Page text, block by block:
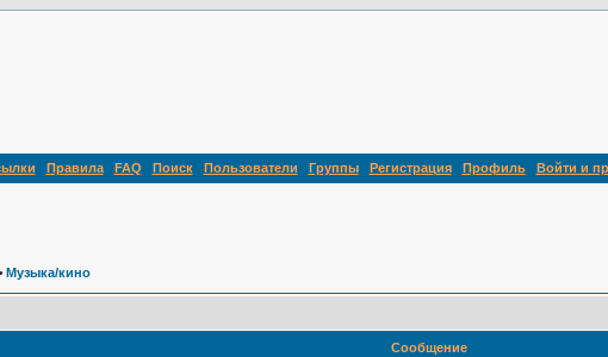
Правила FAQ Поиск Пользователи Группы Регистрация Профиль Войти и
Музыка/кино
Сообщение